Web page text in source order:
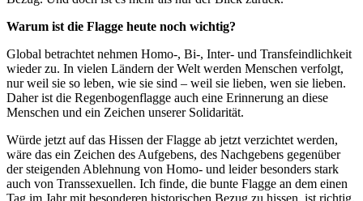
Warum ist die Flagge heute noch wichtig?
Global betrachtet nehmen Homo-, Bi-, Inter- und Transfeindlichkeit
wieder zu. In vielen Ländern der Welt werden Menschen verfolgt,
nur weil sie so leben, wie sie sind – weil sie lieben, wen sie lieben.
Daher ist die Regenbogenflagge auch eine Erinnerung an diese
Menschen und ein Zeichen unserer Solidarität.
Würde jetzt auf das Hissen der Flagge ab jetzt verzichtet werden,
wäre das ein Zeichen des Aufgebens, des Nachgebens gegenüber
der steigenden Ablehnung von Homo- und leider besonders stark
auch von Transsexuellen. Ich finde, die bunte Flagge an dem einen
Tag im Jahr mit besonderen historischen Bezug zu hissen, ist richtig.